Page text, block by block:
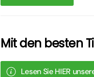
Mit den besten
Lesen Sie HIER